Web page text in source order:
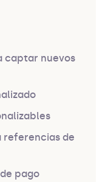
captar nuevos
referencias de
pago